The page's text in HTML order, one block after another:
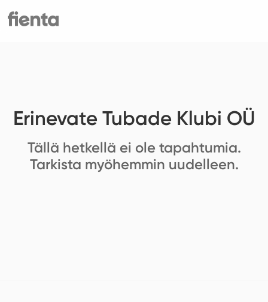
Erinevate Tubade Klubi OÜ
Tällä hetkellä ei ole tapahtumia.
Tarkista myöhemmin uudelleen.